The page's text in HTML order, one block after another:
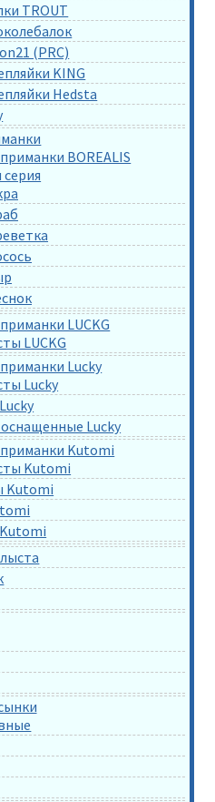
TROUT
(PRC)
KING
Hedsta
BOREALIS
LUCKG
LUCKG
Lucky
Lucky
Lucky
Kutomi
Kutomi
Kutomi